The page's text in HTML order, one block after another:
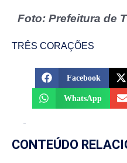
Foto: Prefeitura de
TRÊS CORAÇÕES
Facebook
WhatsApp
CONTEÚDO